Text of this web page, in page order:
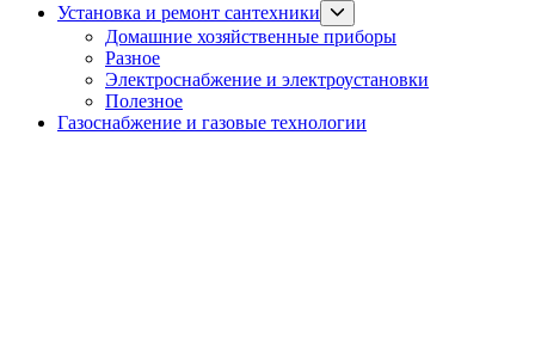
Установка и ремонт сантехники
sub
menu
Домашние хозяйственные приборы
Разное
Электроснабжение и электроустановки
Полезное
Газоснабжение и газовые технологии